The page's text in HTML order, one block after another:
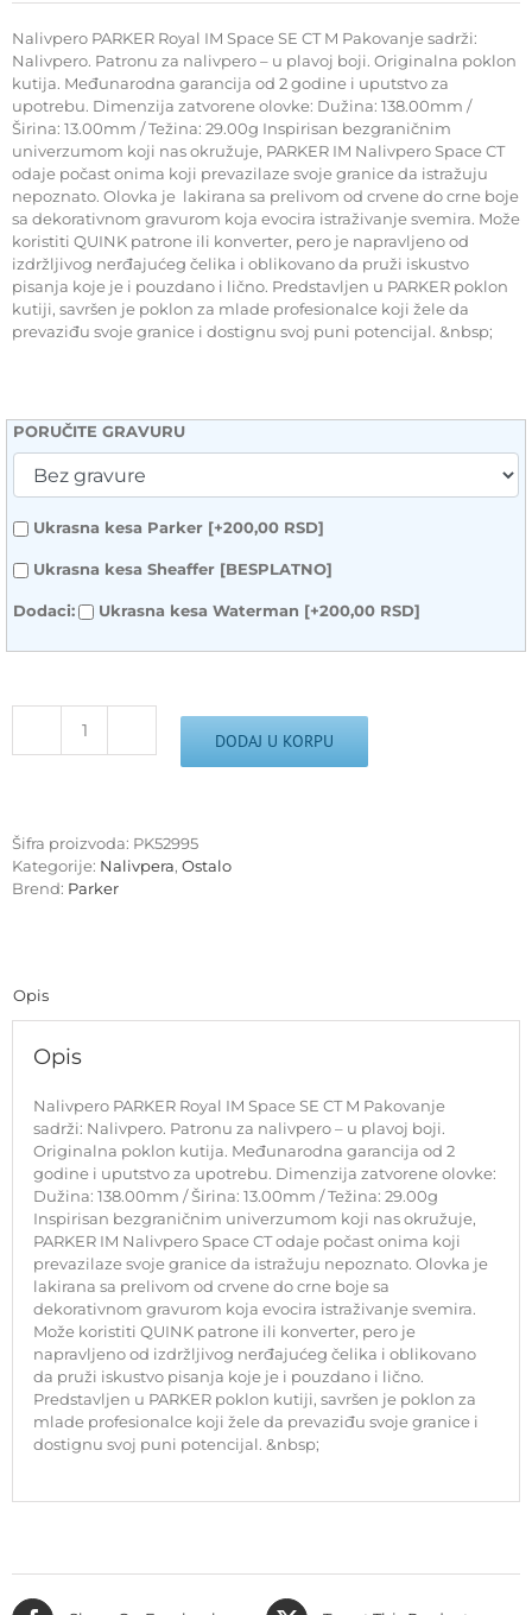
Nalivpero PARKER Royal IM Space SE CT M Pakovanje sadrži:
Nalivpero. Patronu za nalivpero – u plavoj boji. Originalna poklon
kutija. Međunarodna garancija od 2 godine i uputstvo za
upotrebu. Dimenzija zatvorene olovke: Dužina: 138.00mm /
Širina: 13.00mm / Težina: 29.00g Inspirisan bezgraničnim
univerzumom koji nas okružuje, PARKER IM Nalivpero Space CT
odaje počast onima koji prevazilaze svoje granice da istražuju
nepoznato. Olovka je lakirana sa prelivom od crvene do crne boje
sa dekorativnom gravurom koja evocira istraživanje svemira. Može
koristiti QUINK patrone ili konverter, pero je napravljeno od
izdržljivog nerđajućeg čelika i oblikovano da pruži iskustvo
pisanja koje je i pouzdano i lično. Predstavljen u PARKER poklon
kutiji, savršen je poklon za mlade profesionalce koji žele da
prevaziđu svoje granice i dostignu svoj puni potencijal. &nbsp;
PORUČITE GRAVURU
Ukrasna kesa Parker [+200,00 RSD]
Ukrasna kesa Sheaffer [BESPLATNO]
Dodaci: Ukrasna kesa Waterman [+200,00 RSD]
Nalivpero
SE
CT
M
DODAJ U KORPU
Šifra proizvoda: PK52995
Kategorije: Nalivpera, Ostalo
Brend: Parker
Opis
Opis
Nalivpero PARKER Royal IM Space SE CT M Pakovanje
sadrži: Nalivpero. Patronu za nalivpero – u plavoj boji.
Originalna poklon kutija. Međunarodna garancija od 2
godine i uputstvo za upotrebu. Dimenzija zatvorene olovke:
Dužina: 138.00mm / Širina: 13.00mm / Težina: 29.00g
Inspirisan bezgraničnim univerzumom koji nas okružuje,
PARKER IM Nalivpero Space CT odaje počast onima koji
prevazilaze svoje granice da istražuju nepoznato. Olovka je
lakirana sa prelivom od crvene do crne boje sa
dekorativnom gravurom koja evocira istraživanje svemira.
Može koristiti QUINK patrone ili konverter, pero je
napravljeno od izdržljivog nerđajućeg čelika i oblikovano
da pruži iskustvo pisanja koje je i pouzdano i lično.
Predstavljen u PARKER poklon kutiji, savršen je poklon za
mlade profesionalce koji žele da prevaziđu svoje granice i
dostignu svoj puni potencijal. &nbsp;